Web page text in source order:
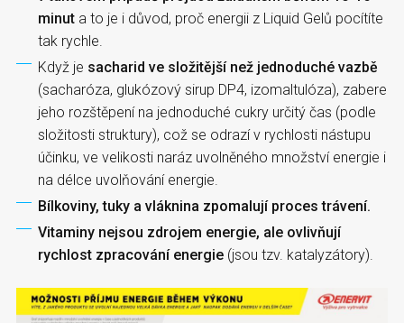
minut a to je i důvod, proč energii z Liquid Gelů pocítíte
tak rychle.
Když je sacharid ve složitější než jednoduché vazbě
(sacharóza, glukózový sirup DP4, izomaltulóza), zabere
jeho rozštěpení na jednoduché cukry určitý čas (podle
složitosti struktury), což se odrazí v rychlosti nástupu
účinku, ve velikosti naráz uvolněného množství energie i
na délce uvolňování energie.
Bílkoviny, tuky a vláknina zpomalují proces trávení.
Vitaminy nejsou zdrojem energie, ale ovlivňují
rychlost zpracování energie (jsou tzv. katalyzátory).